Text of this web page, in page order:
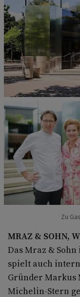
Zu
MRAZ & SOHN,
Das Mraz &
spielt auch
Gründer Markus
Michelin-Stern